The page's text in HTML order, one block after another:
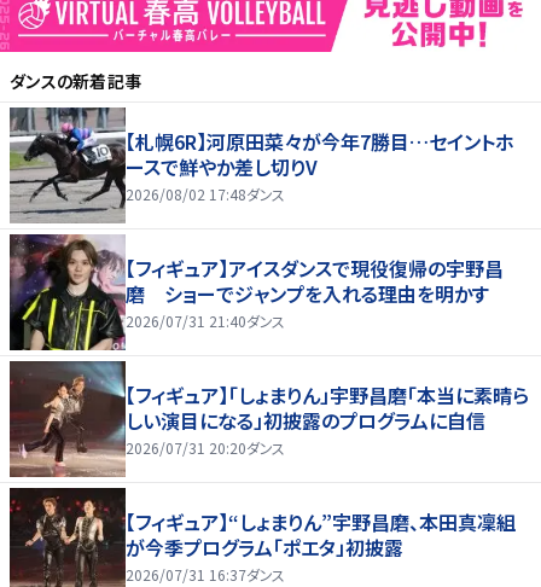
ダンスの新着記事
【札幌6R】河原田菜々が今年7勝目…セイントホ
ースで鮮やか差し切りV
2026/08/02 17:48ダンス
【フィギュア】アイスダンスで現役復帰の宇野昌
磨 ショーでジャンプを入れる理由を明かす
2026/07/31 21:40ダンス
【フィギュア】「しょまりん」宇野昌磨「本当に素晴ら
しい演目になる」初披露のプログラムに自信
2026/07/31 20:20ダンス
【フィギュア】“しょまりん”宇野昌磨、本田真凜組
が今季プログラム「ポエタ」初披露
2026/07/31 16:37ダンス